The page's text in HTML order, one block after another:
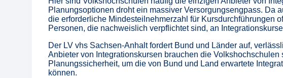
Planungsoptionen droht ein massiver Versorgungsengpass. Da
die erforderliche Mindesteilnehmerzahl für Kursdurchführungen
Personen, die nachweislich verpflichtet sind, an
Der LV vhs Sachsen-Anhalt fordert Bund und Länder auf,
Anbieter von Integrationskursen brauchen die
Planungssicherheit, um die von Bund und Land erwartete
können.